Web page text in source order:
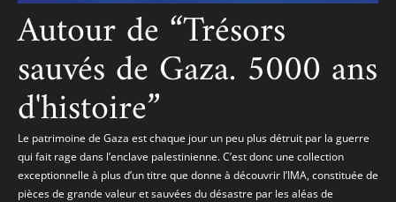
Autour de “Trésors
sauvés de Gaza. 5000 ans
d'histoire”
Le patrimoine de Gaza est chaque jour un peu plus détruit par la guerre
qui fait rage dans l’enclave palestinienne. C’est donc une collection
exceptionnelle à plus d’un titre que donne à découvrir l’IMA, constituée de
pièces de grande valeur et sauvées du désastre par les aléas de